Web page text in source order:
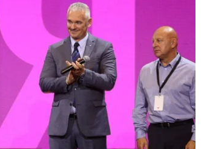
у Вільнюсі.
транзиту влади від диктатури до
вільних виборів.
на головні цілі: